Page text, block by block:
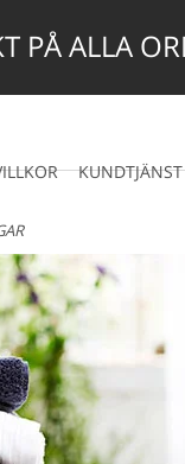
PÅ ALLA
KUNDTJÄNST